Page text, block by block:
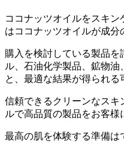
ココナッツオイルをスキ
はココナッツオイルが成分
購入を検討している製品
ル、石油化学製品、鉱物
と、最適な結果が得られる
信頼できるクリーンなスキ
ルで高品質の製品をお客様
最高の肌を体験する準備